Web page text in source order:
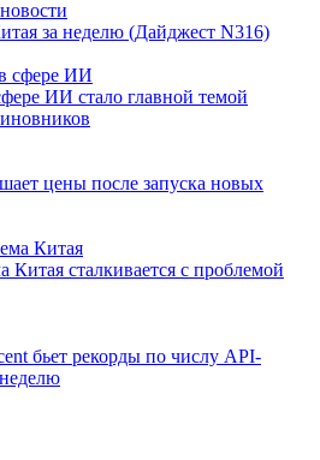
за неделю (Дайджест N316)
ИИ стало главной темой
цены после запуска новых
Китая сталкивается с проблемой
бьет рекорды по числу API-